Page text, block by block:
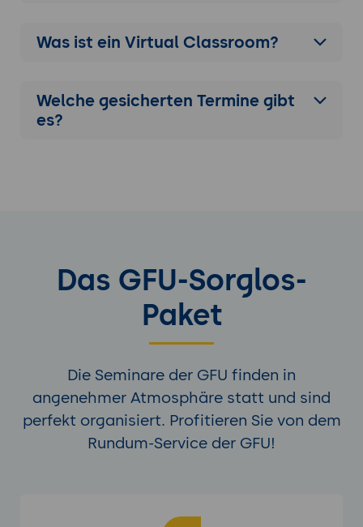
Was ist ein Virtual Classroom?
Welche gesicherten Termine gibt
es?
Das GFU-Sorglos-
Paket
Die Seminare der GFU finden in
angenehmer Atmosphäre statt und sind
perfekt organisiert. Profitieren Sie von dem
Rundum-Service der GFU!